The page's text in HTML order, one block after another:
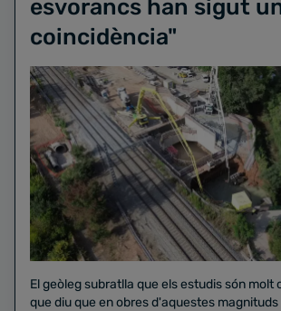
esvorancs han sigut
coincidència"
El geòleg subratlla que els estudis són molt
que diu que en obres d'aquestes